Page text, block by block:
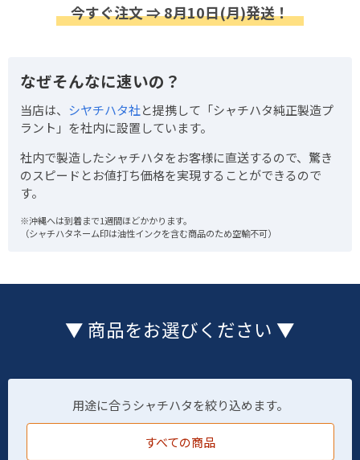
今すぐ注文 ⇒ 8月10日(月)発送！
なぜそんなに速いの？
当店は、 シヤチハタ社と提携して「シャチハタ純正製造プ
ラント」を社内に設置しています。
社内で製造したシャチハタをお客様に直送するので、驚き
のスピードとお値打ち価格を実現することができるので
す。
※沖縄へは到着まで1週間ほどかかります。
（シャチハタネーム印は油性インクを含む商品のため空輸不可）
▼ 商品をお選びください ▼
用途に合うシャチハタを絞り込めます。
すべての商品